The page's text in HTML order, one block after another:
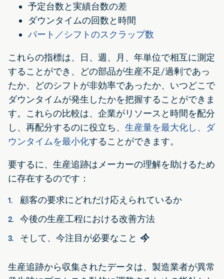
予定台数と実績台数の差
ダウンタイムの回数と時間
パート／シフトのスクラップ数
これらの指標は、日、週、月、年単位で相互に測定
することができ、どの部品が生産不足/過剰であっ
たか、どのシフトが非効率であったか、いつどこで
ダウンタイムが発生したかを把握することができま
す。これらの比較は、企業がリソースと時間を配分
し、再配分するのに役立ち、 生産量を最大化し、ダ
ウンタイムを最小化することができます。
要するに、生産追跡はメーカーの理解を助けるため
に存在するのです：
顧客の要求にどれだけ応えられているか
今後の生産工程における改善方法
そして、今注目が必要なこと 今
生産追跡から収集されたデータは、製造業者が異常